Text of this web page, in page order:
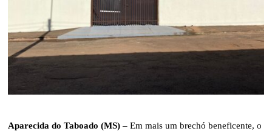
Aparecida do Taboado (MS) – Em mais um brechó beneficente, o